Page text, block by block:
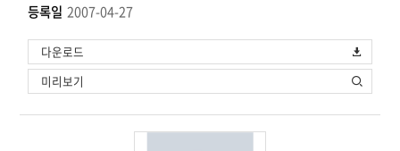
등록일 2007-04-27
다운로드
미리보기